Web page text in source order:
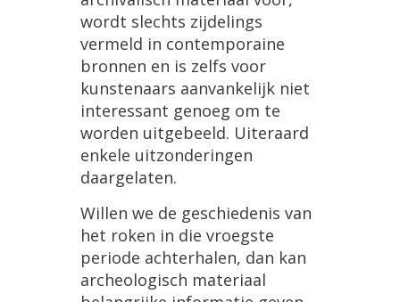
wordt slechts zijdelings
vermeld in contemporaine
bronnen en is zelfs voor
kunstenaars aanvankelijk niet
interessant genoeg om te
worden uitgebeeld. Uiteraard
enkele uitzonderingen
daargelaten.
Willen we de geschiedenis van
het roken in die vroegste
periode achterhalen, dan kan
archeologisch materiaal